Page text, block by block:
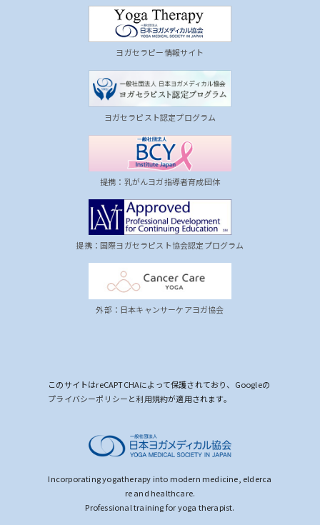
ヨガセラピー情報サイト
ヨガセラピスト認定プログラム
提携：乳がんヨガ指導者育成団体
提携：国際ヨガセラピスト協会認定プログラム
外部：日本キャンサーケアヨガ協会
このサイトはreCAPTCHAによって保護されており、Googleの
プライバシーポリシーと利用規約が適用されます。
Incorporating yogatherapy into modern medicine, elderca
re and healthcare.
Professional training for yoga therapist.